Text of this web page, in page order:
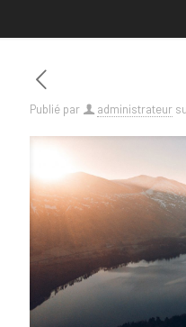
Publié par administrateur